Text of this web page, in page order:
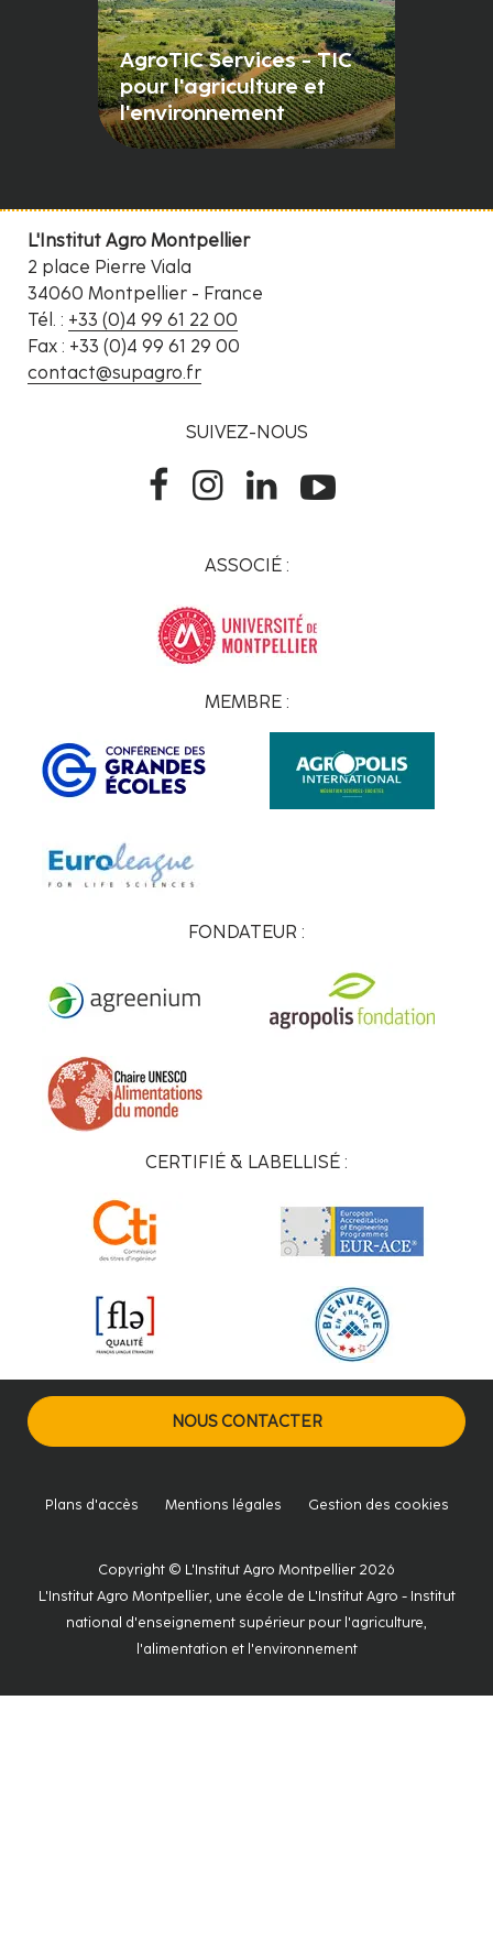
AgroTIC Services - TIC
pour l'agriculture et
l'environnement
L'Institut Agro Montpellier
2 place Pierre Viala
34060 Montpellier - France
Tél. : +33 (0)4 99 61 22 00
Fax : +33 (0)4 99 61 29 00
contact@supagro.fr
SUIVEZ-NOUS
ASSOCIÉ :
MEMBRE :
FONDATEUR :
CERTIFIÉ & LABELLISÉ :
NOUS CONTACTER
Plans d'accès Mentions légales Gestion des cookies
Copyright © L'Institut Agro Montpellier 2026
L'Institut Agro Montpellier, une école de L'Institut Agro - Institut
national d'enseignement supérieur pour l'agriculture,
l'alimentation et l'environnement